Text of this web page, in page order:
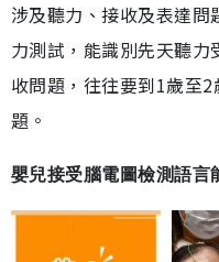
涉及聽力、接收及表達
力測試，能識別先天聽
收問題，往往要到1歲至
題。
嬰兒接受腦電圖檢測語言